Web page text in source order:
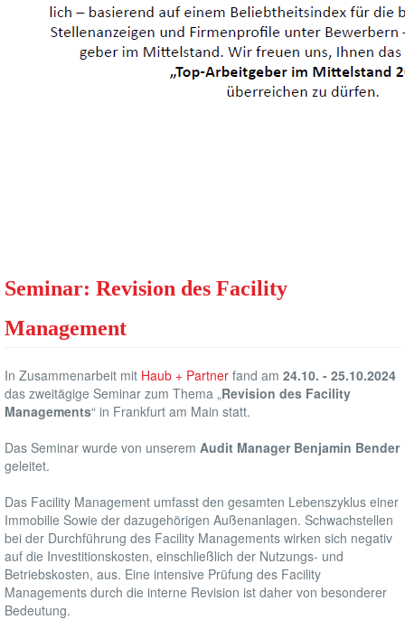
Seminar: Revision des Facility
Management
In Zusammenarbeit mit Haub + Partner fand am 24.10. - 25.10.2024
das zweitägige Seminar zum Thema „Revision des Facility
Managements“ in Frankfurt am Main statt.
Das Seminar wurde von unserem Audit Manager Benjamin Bender
geleitet.
Das Facility Management umfasst den gesamten Lebenszyklus einer
Immobilie Sowie der dazugehörigen Außenanlagen. Schwachstellen
bei der Durchführung des Facility Managements wirken sich negativ
auf die Investitionskosten, einschließlich der Nutzungs- und
Betriebskosten, aus. Eine intensive Prüfung des Facility
Managements durch die interne Revision ist daher von besonderer
Bedeutung.